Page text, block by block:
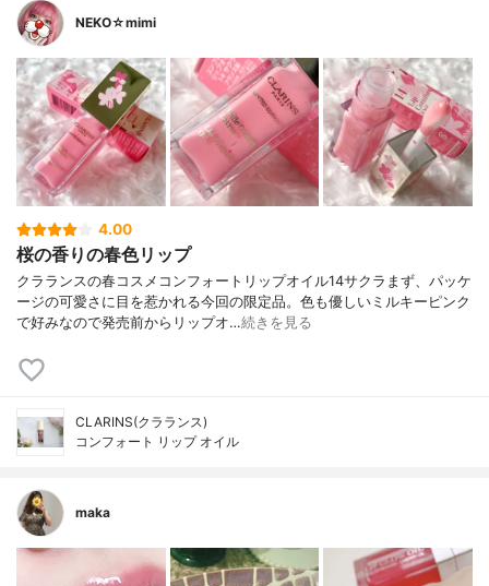
NEKO☆mimi
4.00
桜の香りの春色リップ
クラランスの春コスメコンフォートリップオイル14サクラまず、パッケ
ージの可愛さに目を惹かれる今回の限定品。色も優しいミルキーピンク
で好みなので発売前からリップオ…続きを見る
CLARINS(クラランス)
コンフォート リップ オイル
maka